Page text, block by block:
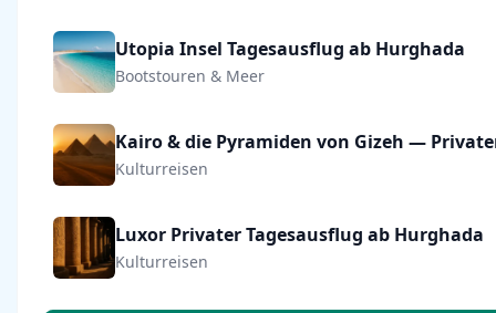
Utopia Insel Tagesausflug ab Hurghada
Bootstouren & Meer
Kulturreisen
Luxor Privater Tagesausflug ab Hurghada
Kulturreisen